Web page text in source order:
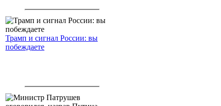
Трамп и сигнал России: вы
побеждаете